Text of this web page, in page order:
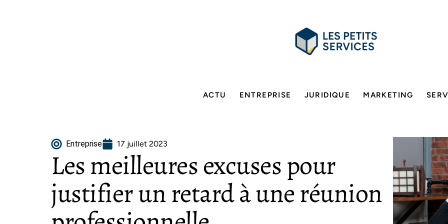
ACTU ENTREPRISE JURIDIQUE MARKETING
Entreprise 17 juillet 2023
Les meilleures excuses pour
justifier un retard à une réunion